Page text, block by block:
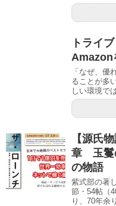
トライ
Amazon
「なぜ、優
ることが多
しい環境で
【源氏
章 玉鬘
の物語
紫式部の著
節・54帖（
り、70年余